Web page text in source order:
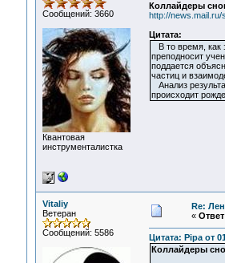
Сообщений: 3660
Квантовая
инструменталистка
Коллайдеры
http://
Цитата:
В то время, как
преподносит
поддается
частиц и
Анализ
происходит
Vitaliy
Ветеран
Сообщений: 5586
Re:
«
Цитата: Pipa от
Коллайдеры